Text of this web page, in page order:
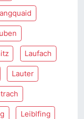
Laufach
Lauter
Leiblfing